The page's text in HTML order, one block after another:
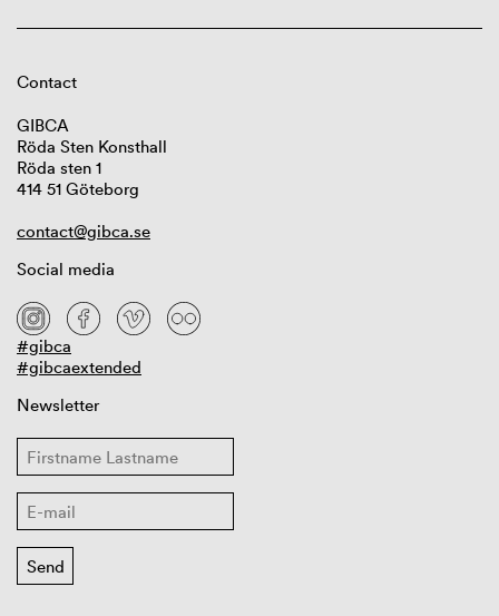
Contact
GIBCA
Röda Sten Konsthall
Röda sten 1
414 51 Göteborg
contact@gibca.se
Social media
#gibca
#gibcaextended
Newsletter